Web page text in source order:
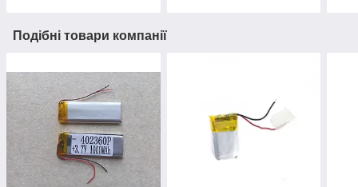
Подібні товари компанії